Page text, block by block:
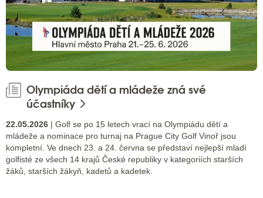
Olympiáda dětí a mládeže zná své
účastníky
22.05.2026 | Golf se po 15 letech vrací na Olympiádu dětí a
mládeže a nominace pro turnaj na Prague City Golf Vinoř jsou
kompletní. Ve dnech 23. a 24. června se představí nejlepší mladí
golfisté ze všech 14 krajů České republiky v kategoriích starších
žáků, starších žákyň, kadetů a kadetek.